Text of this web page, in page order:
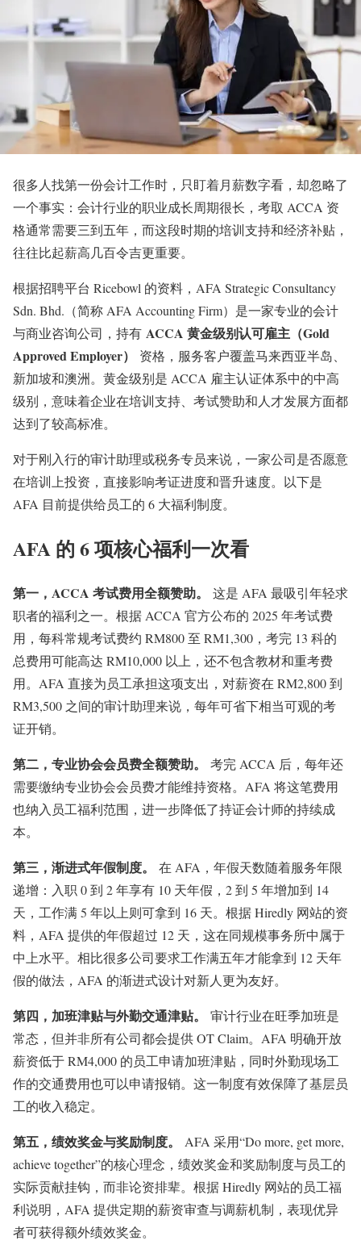
很多人找第一份会计工作时，只盯着月薪数字看，却忽略了
一个事实：会计行业的职业成长周期很长，考取 ACCA 资
格通常需要三到五年，而这段时期的培训支持和经济补贴，
往往比起薪高几百令吉更重要。
根据招聘平台 Ricebowl 的资料，AFA Strategic Consultancy
Sdn. Bhd.（简称 AFA Accounting Firm）是一家专业的会计
与商业咨询公司，持有 ACCA 黄金级别认可雇主（Gold
Approved Employer）
资格，服务客户覆盖马来西亚半岛、
新加坡和澳洲。黄金级别是 ACCA 雇主认证体系中的中高
级别，意味着企业在培训支持、考试赞助和人才发展方面都
达到了较高标准。
对于刚入行的审计助理或税务专员来说，一家公司是否愿意
在培训上投资，直接影响考证进度和晋升速度。以下是
AFA 目前提供给员工的 6 大福利制度。
AFA 的 6 项核心福利一次看
第一，ACCA 考试费用全额赞助。
这是 AFA 最吸引年轻求
职者的福利之一。根据 ACCA 官方公布的 2025 年考试费
用，每科常规考试费约 RM800 至 RM1,300，考完 13 科的
总费用可能高达 RM10,000 以上，还不包含教材和重考费
用。AFA 直接为员工承担这项支出，对薪资在 RM2,800 到
RM3,500 之间的审计助理来说，每年可省下相当可观的考
证开销。
第二，专业协会会员费全额赞助。
考完 ACCA 后，每年还
需要缴纳专业协会会员费才能维持资格。AFA 将这笔费用
也纳入员工福利范围，进一步降低了持证会计师的持续成
本。
第三，渐进式年假制度。
在 AFA，年假天数随着服务年限
递增：入职 0 到 2 年享有 10 天年假，2 到 5 年增加到 14
天，工作满 5 年以上则可拿到 16 天。根据 Hiredly 网站的资
料，AFA 提供的年假超过 12 天，这在同规模事务所中属于
中上水平。相比很多公司要求工作满五年才能拿到 12 天年
假的做法，AFA 的渐进式设计对新人更为友好。
第四，加班津贴与外勤交通津贴。
审计行业在旺季加班是
常态，但并非所有公司都会提供 OT Claim。AFA 明确开放
薪资低于 RM4,000 的员工申请加班津贴，同时外勤现场工
作的交通费用也可以申请报销。这一制度有效保障了基层员
工的收入稳定。
第五，绩效奖金与奖励制度。
AFA 采用“Do more, get more,
achieve together”的核心理念，绩效奖金和奖励制度与员工的
实际贡献挂钩，而非论资排辈。根据 Hiredly 网站的员工福
利说明，AFA 提供定期的薪资审查与调薪机制，表现优异
者可获得额外绩效奖金。